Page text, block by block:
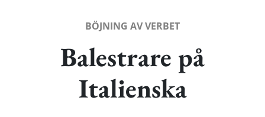
BÖJNING AV VERBET
Balestrare på
Italienska